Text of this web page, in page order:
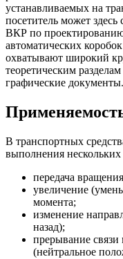
устанавливаемых на
посетитель может
ВКР по
автоматических
охватывают широкий
теоретическим
графические документы.
В транспортных
выполнения нескольких
передача
увеличение
момента;
изменение
назад);
прерывание
(нейтральное